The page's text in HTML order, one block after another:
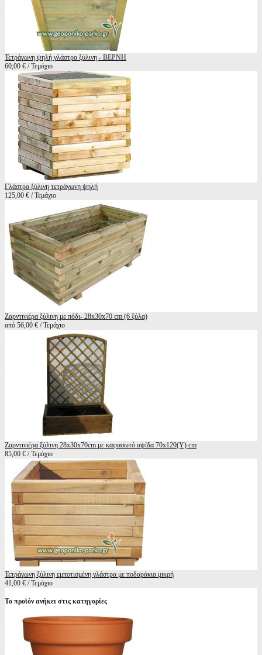
Τετράγωνη ψηλή γλάστρα ξύλινη - ΒΕΡΝΗ
60,00 € / Τεμάχιο
Γλάστρα ξύλινη τετράγωνη ψηλή
125,00 € / Τεμάχιο
Ζαρντινιέρα ξύλινη με πόδι- 28x30x70 cm (6 ξύλα)
από 56,00 € / Τεμάχιο
Ζαρντινιέρα ξύλινη 28x30x70cm με καφασωτό αψίδα 70x120(Y) cm
85,00 € / Τεμάχιο
Τετράγωνη ξύλινη εμποτισμένη γλάστρα με ποδαράκια μικρή
41,00 € / Τεμάχιο
Το προϊόν ανήκει στις κατηγορίες